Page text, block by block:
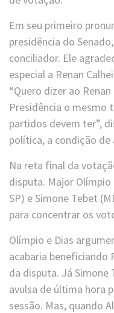
Em seu primeiro
presidência do
conciliador. Ele
especial a Renan
“Quero dizer ao
Presidência o
partidos devem ter”,
política, a condição de
Na reta final da
disputa. Major Olímpio
SP) e Simone Tebet
para concentrar os
Olímpio e Dias
acabaria beneficiando
da disputa. Já
avulsa de última hora
sessão. Mas, quando